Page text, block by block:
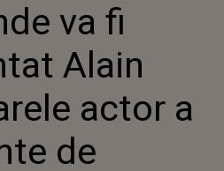
DELON? MARELE ACTOR
A DECIS ÎNAINTE DE
MOARTEA SA CĂ NU VA
AVEA UN OMAGIU
va fi
Alain
actor a
de